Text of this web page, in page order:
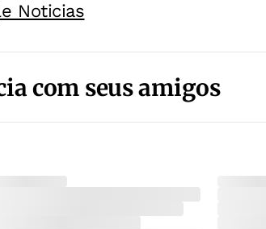
Noticias
com seus amigos